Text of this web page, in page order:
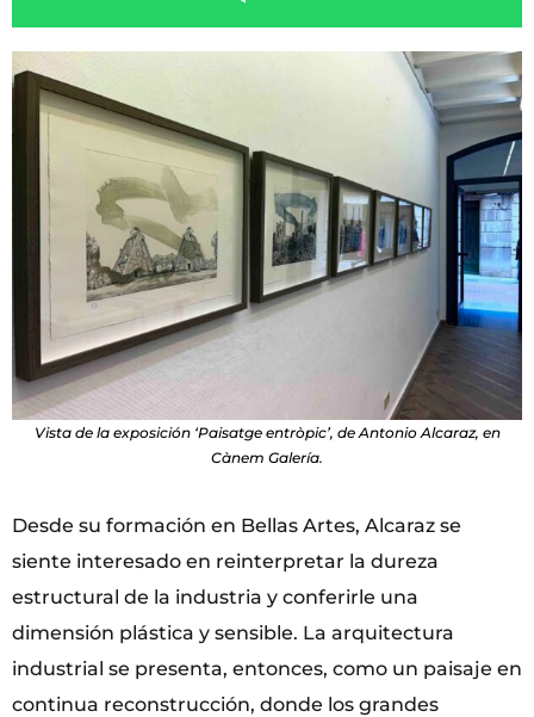
Vista de la exposición ‘Paisatge entròpic’, de Antonio Alcaraz, en
Cànem Galería.
Desde su formación en Bellas Artes, Alcaraz se
siente interesado en reinterpretar la dureza
estructural de la industria y conferirle una
dimensión plástica y sensible. La arquitectura
industrial se presenta, entonces, como un paisaje en
continua reconstrucción, donde los grandes